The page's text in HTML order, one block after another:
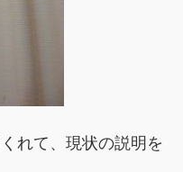
れて、現状の説明を